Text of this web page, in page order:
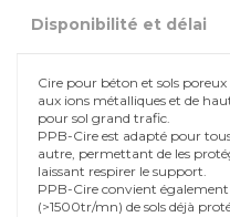
Disponibilité et délai
Cire pour béton et sols
aux ions métalliques et de
pour sol grand trafic.
PPB-Cire est adapté pour
autre, permettant de les
laissant respirer le support.
PPB-Cire convient
(>1500tr/mn) de sols déjà